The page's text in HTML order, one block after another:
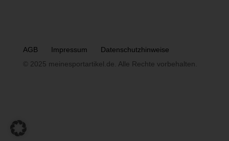
AGB Impressum
Datenschutzhinweise
© 2025 meinesportartikel.de. Alle Rechte vorbehalten.